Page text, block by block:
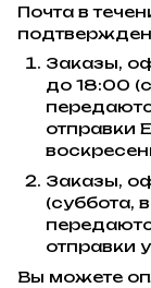
Почта в
Заказы,
до 18:00
отправки
Заказы,
(суббота,
отправки
Вы можете